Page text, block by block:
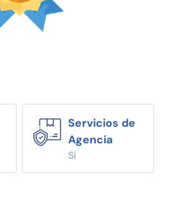
Servicios de
Agencia
Si